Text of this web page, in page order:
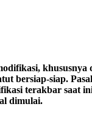
khususnya
bersiap-siap.
terakbar saat
dimulai.